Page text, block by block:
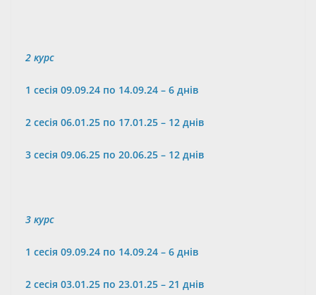
2 курс
1 сесія 09.09.24 по 14.09.24 – 6 днів
2 сесія 06.01.25 по 17.01.25 – 12 днів
3 сесія 09.06.25 по 20.06.25 – 12 днів
3 курс
1 сесія 09.09.24 по 14.09.24 – 6 днів
2 сесія 03.01.25 по 23.01.25 – 21 днів